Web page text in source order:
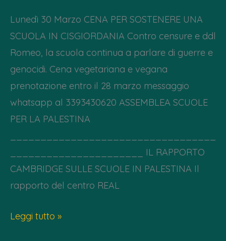
partigian*
Lunedì 30 Marzo CENA PER SOSTENERE UNA
SCUOLA IN CISGIORDANIA Contro censure e ddl
Romeo, la scuola continua a parlare di guerre e
genocidi. Cena vegetariana e vegana
prenotazione entro il 28 marzo messaggio
whatsapp al 3393430620 ASSEMBLEA SCUOLE
PER LA PALESTINA
______________________ IL RAPPORTO
CAMBRIDGE SULLE SCUOLE IN PALESTINA Il
rapporto del centro REAL
Lunedì
Leggi tutto »